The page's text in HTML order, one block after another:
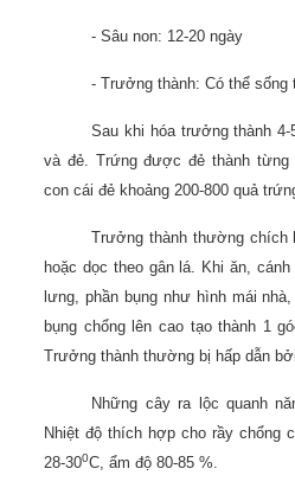
- Sâu non: 12-20 ngày
- Trưởng thành: Có thể sống
Sau khi hóa trưởng thành
và đẻ. Trứng được đẻ thành từng
con cái đẻ khoảng 200-800 quả
Trưởng thành thường chích
hoặc dọc theo gân lá. Khi ăn,
lưng, phần bụng như hình mái
bụng chổng lên cao tạo thành 1
Trưởng thành thường bị hấp dẫn
Những cây ra lộc quanh
Nhiệt độ thích hợp cho rầy chổng
28-300C, ẩm độ 80-85 %.